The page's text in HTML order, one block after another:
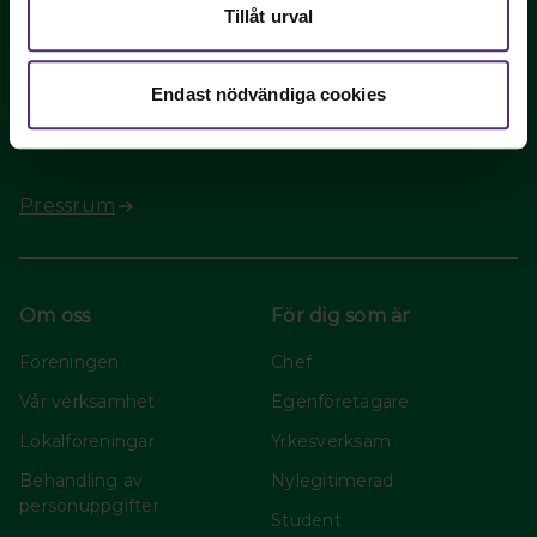
Tillåt urval
Endast nödvändiga cookies
Fler kontaktuppgifter
Är du journalist och vill komma i kontakt med oss?
Pressrum
Om oss
Föreningen
Vår verksamhet
Lokalföreningar
Behandling av
personuppgifter
För dig som är
Chef
Egenföretagare
Yrkesverksam
Nylegitimerad
Student